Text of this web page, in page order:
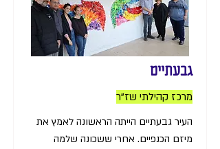
גבעתיים
מרכז קהילתי שז"ר
העיר גבעתיים הייתה הראשונה לאמץ את
מיזם הכנפיים. אחרי ששכונה שלמה